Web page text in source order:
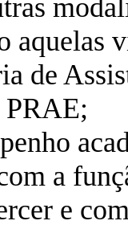
aquelas
de
a
e